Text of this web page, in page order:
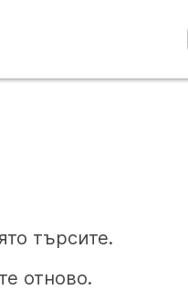
търсите.
отново.